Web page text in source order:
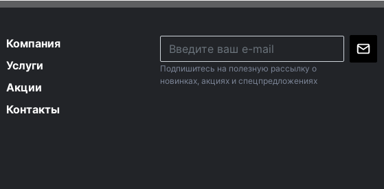
Компания
Услуги
Акции
Контакты
Подпишитесь на полезную рассылку о
новинках, акциях и спецпредложениях